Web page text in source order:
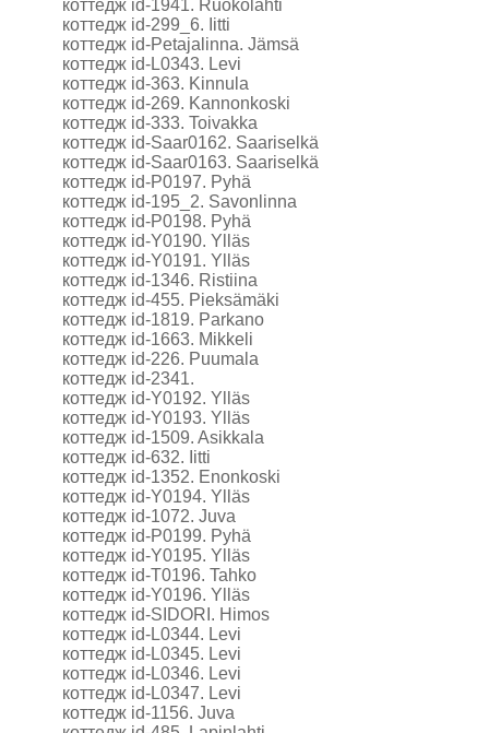
коттедж id-1941. Ruokolahti
коттедж id-299_6. Iitti
коттедж id-Petajalinna. Jämsä
коттедж id-L0343. Levi
коттедж id-363. Kinnula
коттедж id-269. Kannonkoski
коттедж id-333. Toivakka
коттедж id-Saar0162. Saariselkä
коттедж id-Saar0163. Saariselkä
коттедж id-P0197. Pyhä
коттедж id-195_2. Savonlinna
коттедж id-P0198. Pyhä
коттедж id-Y0190. Ylläs
коттедж id-Y0191. Ylläs
коттедж id-1346. Ristiina
коттедж id-455. Pieksämäki
коттедж id-1819. Parkano
коттедж id-1663. Mikkeli
коттедж id-226. Puumala
коттедж id-2341.
коттедж id-Y0192. Ylläs
коттедж id-Y0193. Ylläs
коттедж id-1509. Asikkala
коттедж id-632. Iitti
коттедж id-1352. Enonkoski
коттедж id-Y0194. Ylläs
коттедж id-1072. Juva
коттедж id-P0199. Pyhä
коттедж id-Y0195. Ylläs
коттедж id-T0196. Tahko
коттедж id-Y0196. Ylläs
коттедж id-SIDORI. Himos
коттедж id-L0344. Levi
коттедж id-L0345. Levi
коттедж id-L0346. Levi
коттедж id-L0347. Levi
коттедж id-1156. Juva